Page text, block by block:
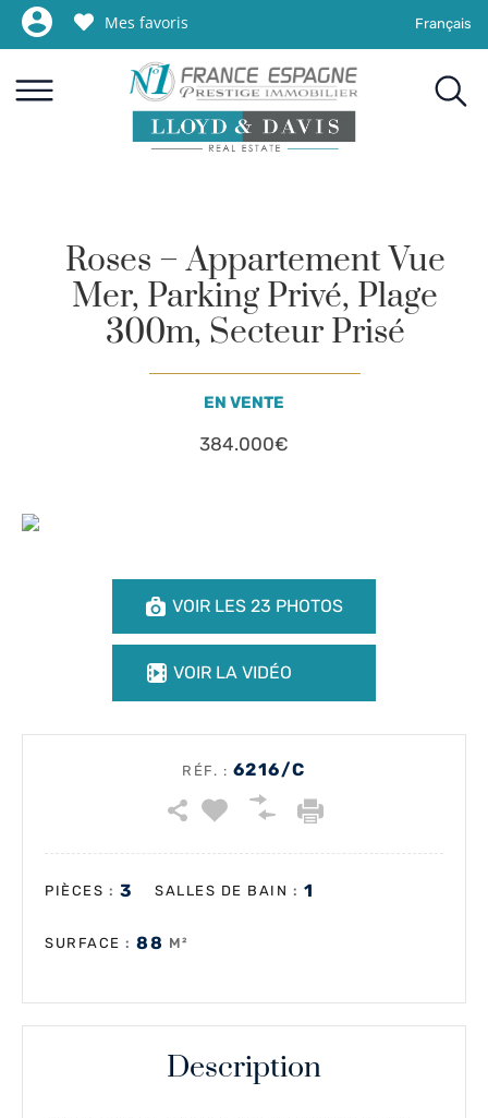
Mes favoris Français
Roses – Appartement Vue
Mer, Parking Privé, Plage
300m, Secteur Prisé
EN VENTE
384.000€
VOIR LES 23 PHOTOS
VOIR LA VIDÉO
RÉF. : 6216/C
PIÈCES : 3 SALLES DE BAIN : 1
SURFACE : 88 M²
Description